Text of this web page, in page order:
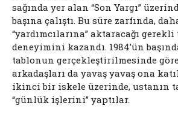
sağında yer alan “Son Yargı”
başına çalıştı. Bu süre zarfında,
“yardımcılarına” aktaracağı
deneyimini kazandı. 1984’ün
tablonun gerçekleştirilmesinde
arkadaşları da yavaş yavaş ona
ikinci bir iskele üzerinde, ustanın
“günlük işlerini” yaptılar.